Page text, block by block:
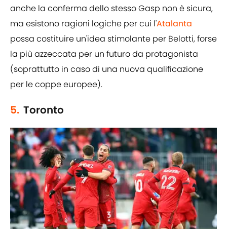
anche la conferma dello stesso Gasp non è sicura,
ma esistono ragioni logiche per cui l'Atalanta
possa costituire un'idea stimolante per Belotti, forse
la più azzeccata per un futuro da protagonista
(soprattutto in caso di una nuova qualificazione
per le coppe europee).
5. Toronto